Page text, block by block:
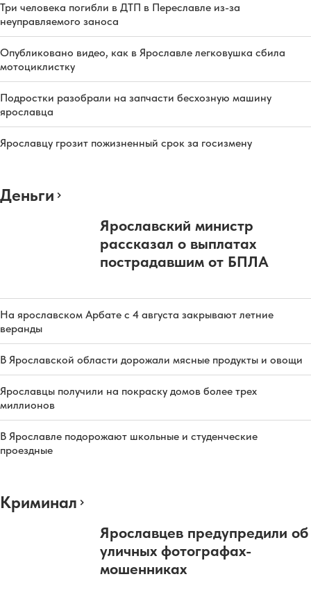
Три человека погибли в ДТП в Переславле из-за
неуправляемого заноса
Опубликовано видео, как в Ярославле легковушка сбила
мотоциклистку
Подростки разобрали на запчасти бесхозную машину
ярославца
Ярославцу грозит пожизненный срок за госизмену
Деньги
Ярославский министр
рассказал о выплатах
пострадавшим от БПЛА
На ярославском Арбате с 4 августа закрывают летние
веранды
В Ярославской области дорожали мясные продукты и овощи
Ярославцы получили на покраску домов более трех
миллионов
В Ярославле подорожают школьные и студенческие
проездные
Криминал
Ярославцев предупредили об
уличных фотографах-
мошенниках